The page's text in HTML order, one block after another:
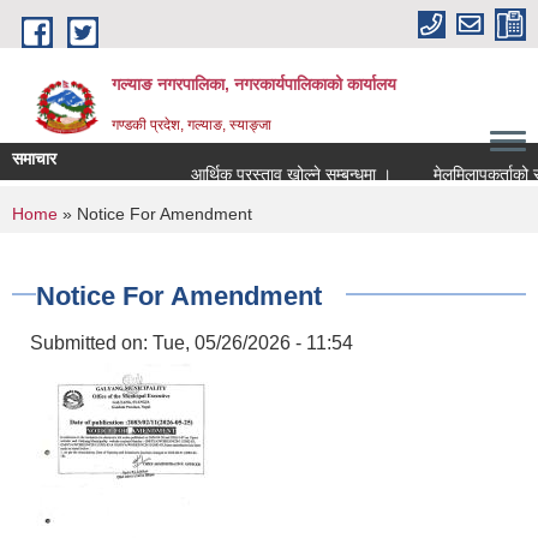
Skip to main content
गल्याङ नगरपालिका, नगरकार्यपालिकाको कार्यालय
गण्डकी प्रदेश, गल्याङ, स्याङ्जा
समाचार
आर्थिक प्रस्ताव खोल्ने सम्बन्धमा ।
You are here
Home » Notice For Amendment
Notice For Amendment
Submitted on: Tue, 05/26/2026 - 11:54